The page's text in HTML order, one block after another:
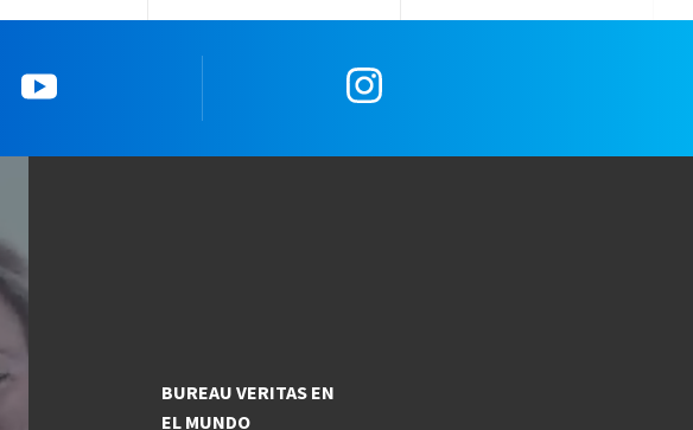
BUREAU VERITAS EN
EL MUNDO